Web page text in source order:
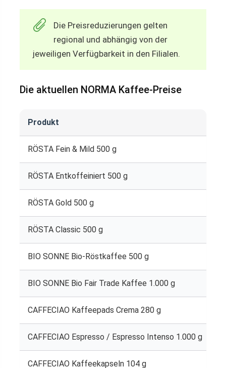
Die Preisreduzierungen gelten
regional und abhängig von der
jeweiligen Verfügbarkeit in den Filialen.
Die aktuellen NORMA Kaffee-Preise
Produkt
RÖSTA Fein & Mild 500 g
RÖSTA Entkoffeiniert 500 g
RÖSTA Gold 500 g
RÖSTA Classic 500 g
BIO SONNE Bio-Röstkaffee 500 g
BIO SONNE Bio Fair Trade Kaffee 1.000 g
CAFFECIAO Kaffeepads Crema 280 g
CAFFECIAO Espresso / Espresso Intenso 1.000 g
CAFFECIAO Kaffeekapseln 104 g